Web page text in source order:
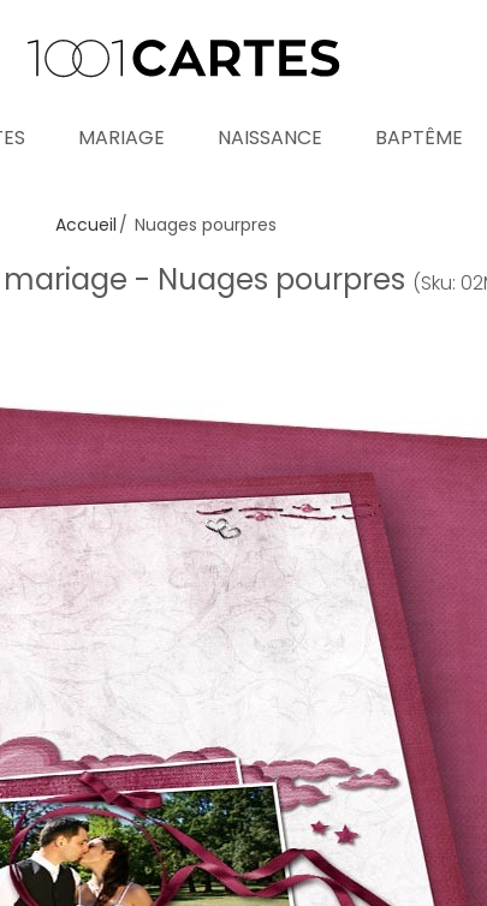
MARIAGE NAISSANCE BAPTÊME
SE CONNECTER
Accueil Nuages pourpres
- Nuages pourpres (Sku: